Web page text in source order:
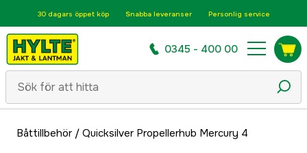
30 dagars öppet köp Snabba leveranser Personlig service
0345 - 400 00
Båttillbehör/ Quicksilver Propellerhub Mercury 4